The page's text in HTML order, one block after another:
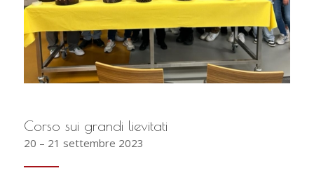
Corso sui grandi lievitati
20 – 21 settembre 2023